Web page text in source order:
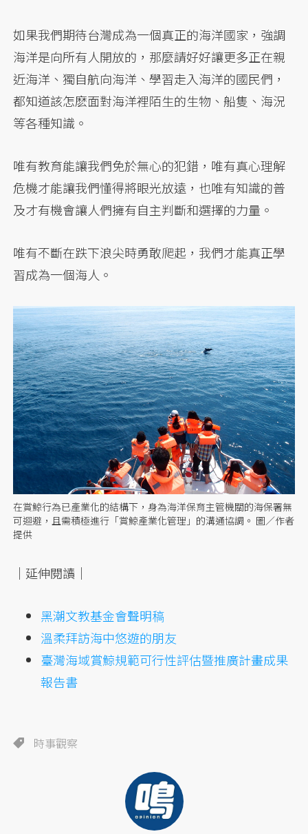
如果我們期待台灣成為一個真正的海洋國家，強調
海洋是向所有人開放的，那麼請好好讓更多正在親
近海洋、獨自航向海洋、學習走入海洋的國民們，
都知道該怎麽面對海洋裡陌生的生物、船隻、海況
等各種知識。
唯有教育能讓我們免於無心的犯錯，唯有真心理解
危機才能讓我們懂得將眼光放遠，也唯有知識的普
及才有機會讓人們擁有自主判斷和選擇的力量。
唯有不斷在跌下浪尖時勇敢爬起，我們才能真正學
習成為一個海人。
在賞鯨行為已產業化的結構下，身為海洋保育主管機關的海保署無
可迴避，且需積極進行「賞鯨產業化管理」的溝通協調。 圖／作者
提供
｜延伸閱讀｜
黑潮文教基金會聲明稿
溫柔拜訪海中悠遊的朋友
臺灣海域賞鯨規範可行性評估暨推廣計畫成果
報告書
時事觀察